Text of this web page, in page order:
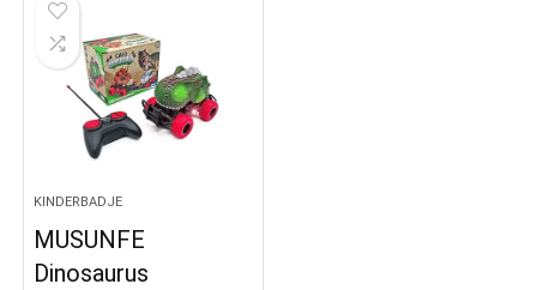
KINDERBADJE
MUSUNFE
Dinosaurus